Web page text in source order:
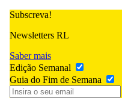
Subscreva!
Newsletters RL
Saber mais
Edição Semanal
Guia do Fim de Semana